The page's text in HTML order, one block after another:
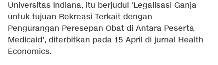
Universitas Indiana, itu berjudul 'Legalisasi Ganja
untuk tujuan Rekreasi Terkait dengan
Pengurangan Peresepan Obat di Antara Peserta
Medicaid', diterbitkan pada 15 April di jurnal Health
Economics.